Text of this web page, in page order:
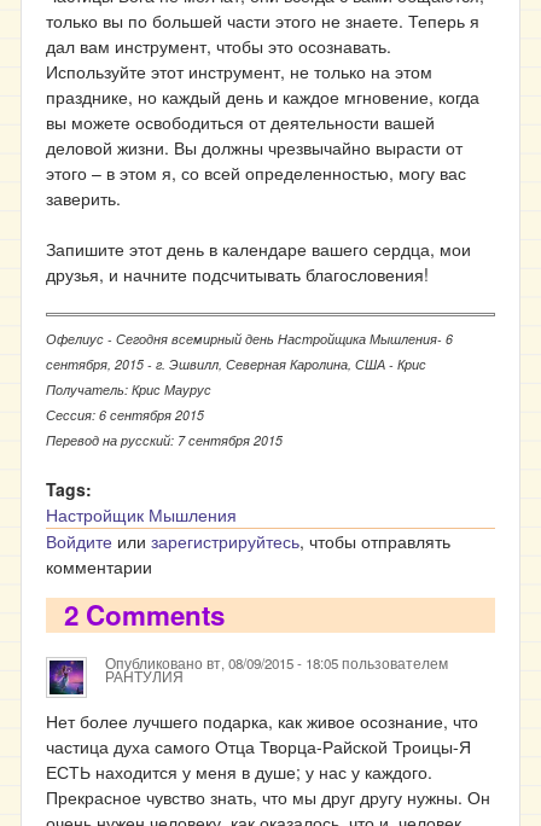
только вы по большей части этого не знаете. Теперь я
дал вам инструмент, чтобы это осознавать.
Используйте этот инструмент, не только на этом
празднике, но каждый день и каждое мгновение, когда
вы можете освободиться от деятельности вашей
деловой жизни. Вы должны чрезвычайно вырасти от
этого – в этом я, со всей определенностью, могу вас
заверить.
Запишите этот день в календаре вашего сердца, мои
друзья, и начните подсчитывать благословения!
Офелиус - Сегодня всемирный день Настройщика Мышления- 6
сентября, 2015 - г. Эшвилл, Северная Каролина, США - Крис
Получатель: Крис Маурус
Сессия: 6 сентября 2015
Перевод на русский: 7 сентября 2015
Tags:
Настройщик Мышления
Войдите или зарегистрируйтесь, чтобы отправлять
комментарии
2 Comments
Опубликовано вт, 08/09/2015 - 18:05пользователем
РАНТУЛИЯ
Нет более лучшего подарка, как живое осознание, что
частица духа самого Отца Творца-Райской Троицы-Я
ЕСТЬ находится у меня в душе; у нас у каждого.
Прекрасное чувство знать, что мы друг другу нужны. Он